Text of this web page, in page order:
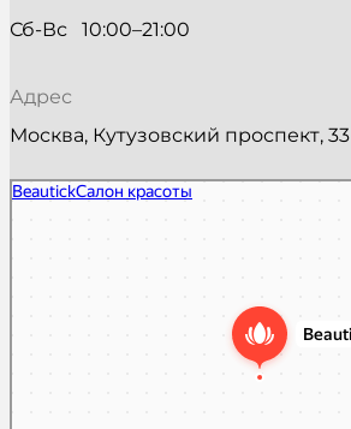
Сб-Вс   10:00–21:00
Адрес
Москва, Кутузовский проспект, 33
Beautick
Салон красоты в Москве